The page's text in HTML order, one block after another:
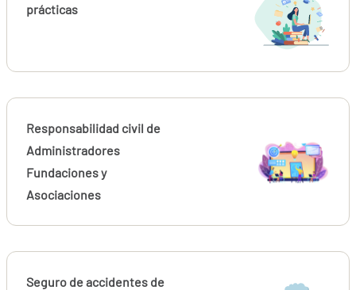
prácticas
Responsabilidad civil de
Administradores
Fundaciones y
Asociaciones
Seguro de accidentes de